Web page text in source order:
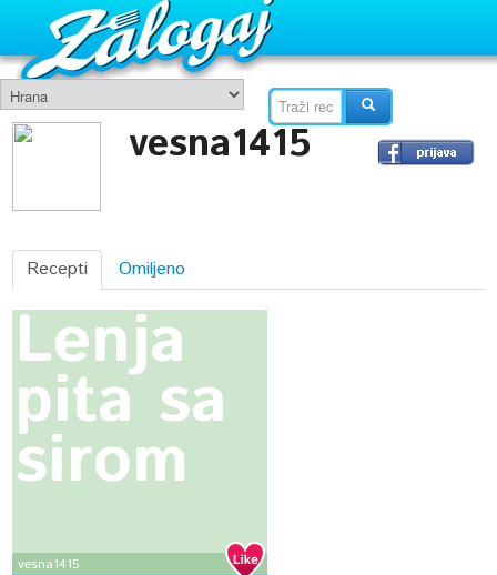
vesna1415
Recepti Omiljeno
Lenja
pita sa
sirom
vesna1415